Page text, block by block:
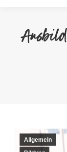
Allgemein